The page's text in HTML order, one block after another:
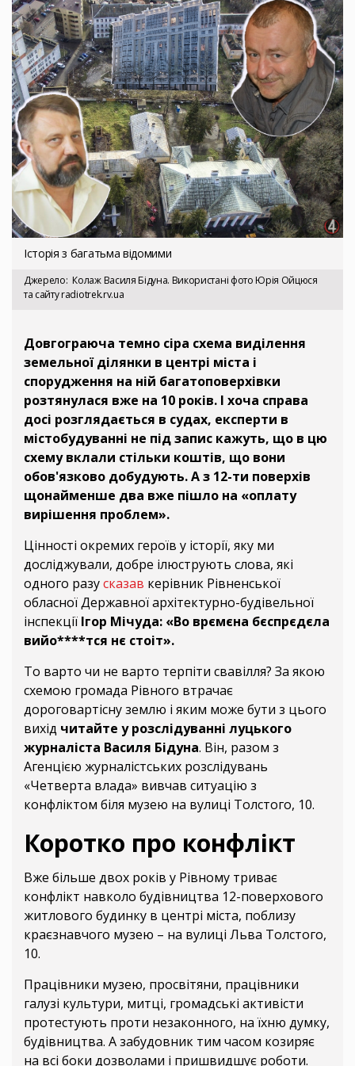
Історія з багатьма відомими
Джерело Колаж Василя Бідуна. Використані фото Юрія Ойцюся
та сайту radiotrek.rv.ua
Довгограюча темно сіра схема виділення
земельної ділянки в центрі міста і
спорудження на ній багатоповерхівки
розтянулася вже на 10 років. І хоча справа
досі розглядається в судах, експерти в
містобудуванні не під запис кажуть, що в цю
схему вклали стільки коштів, що вони
обов'язково добудують. А з 12-ти поверхів
щонайменше два вже пішло на «оплату
вирішення проблем».
Цінності окремих героїв у історії, яку ми
досліджували, добре ілюструють слова, які
одного разусказав керівник Рівненської
обласної Державної архітектурно-будівельної
інспекції Ігор Мічуда: «Во врємєна бєспрєдєла
вийо****тся нє стоіт».
То варто чи не варто терпіти свавілля? За якою
схемою громада Рівного втрачає
дороговартісну землю і яким може бути з цього
вихід читайте у розслідуванні луцького
журналіста Василя Бідуна. Він, разом з
Агенцією журналістських розслідувань
«Четверта влада» вивчав ситуацію з
конфліктом біля музею на вулиці Толстого, 10.
Коротко про конфлікт
Вже більше двох років у Рівному триває
конфлікт навколо будівництва 12-поверхового
житлового будинку в центрі міста, поблизу
краєзнавчого музею – на вулиці Льва Толстого,
10.
Працівники музею, просвітяни, працівники
галузі культури, митці, громадські активісти
протестують проти незаконного, на їхню думку,
будівництва. А забудовник тим часом козиряє
на всі боки дозволами і пришвидшує роботи.